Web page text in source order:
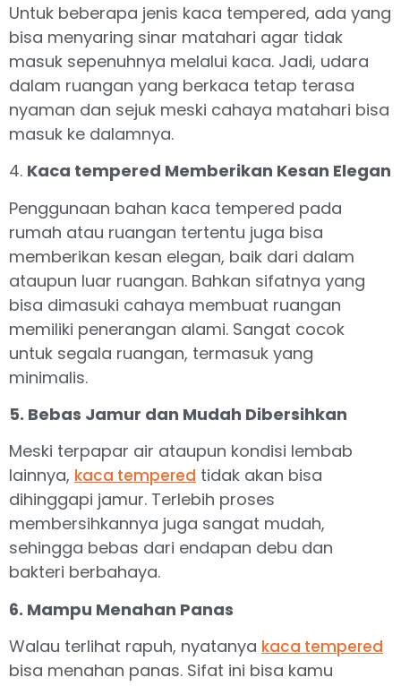
Untuk beberapa jenis kaca tempered, ada yang
bisa menyaring sinar matahari agar tidak
masuk sepenuhnya melalui kaca. Jadi, udara
dalam ruangan yang berkaca tetap terasa
nyaman dan sejuk meski cahaya matahari bisa
masuk ke dalamnya.
4. Kaca tempered Memberikan Kesan Elegan
Penggunaan bahan kaca tempered pada
rumah atau ruangan tertentu juga bisa
memberikan kesan elegan, baik dari dalam
ataupun luar ruangan. Bahkan sifatnya yang
bisa dimasuki cahaya membuat ruangan
memiliki penerangan alami. Sangat cocok
untuk segala ruangan, termasuk yang
minimalis.
5. Bebas Jamur dan Mudah Dibersihkan
Meski terpapar air ataupun kondisi lembab
lainnya, kaca tempered tidak akan bisa
dihinggapi jamur. Terlebih proses
membersihkannya juga sangat mudah,
sehingga bebas dari endapan debu dan
bakteri berbahaya.
6. Mampu Menahan Panas
Walau terlihat rapuh, nyatanya kaca tempered
bisa menahan panas. Sifat ini bisa kamu